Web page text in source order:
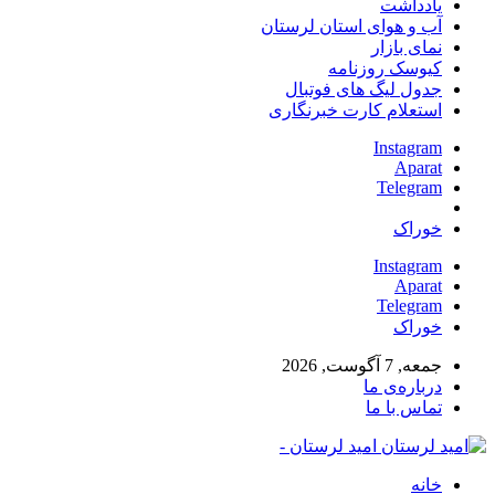
یادداشت
آب و هوای استان لرستان
نمای بازار
کیوسک روزنامه
جدول لیگ های فوتبال
استعلام کارت خبرنگاری
Instagram
Aparat
Telegram
خوراک
Instagram
Aparat
Telegram
خوراک
جمعه, 7 آگوست, 2026
درباره‌ی ما
تماس با ما
امید لرستان -
خانه